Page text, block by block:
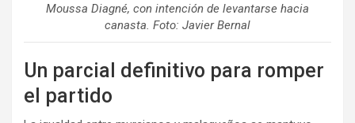
Moussa Diagné, con intención de levantarse hacia
canasta. Foto: Javier Bernal
Un parcial definitivo para romper
el partido